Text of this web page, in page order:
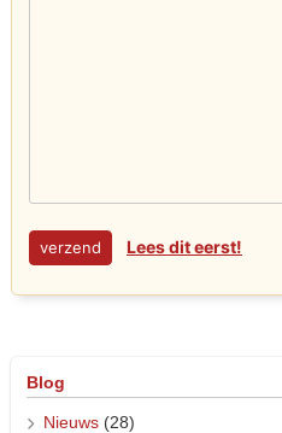
Lees dit eerst!
Blog
Nieuws (28)